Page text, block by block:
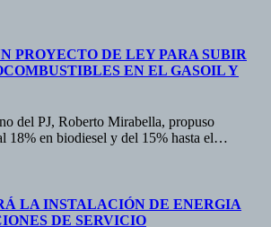
PROYECTO DE LEY PARA SUBIR
EN EL GASOIL Y
del PJ, Roberto Mirabella, propuso
18% en biodiesel y del 15% hasta el…
LA INSTALACIÓN DE ENERGIA
DE SERVICIO